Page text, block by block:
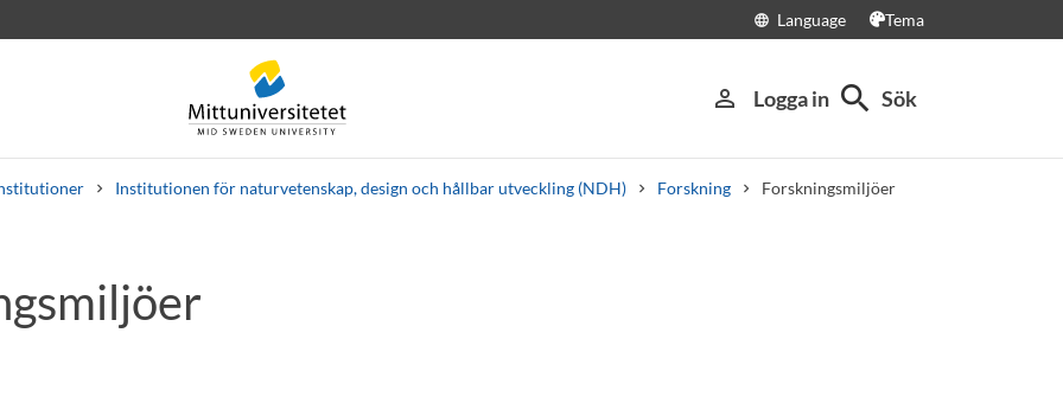
language Language Tema
person_outline Logga in search Sök
Institutionen för naturvetenskap, design och hållbar utveckling (NDH) Forskning Forskningsmiljöer
PersonalLediga jobb